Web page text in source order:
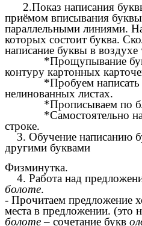
2.Показ написания
приёмом вписывания
параллельными линиями.
которых состоит буква.
написание буквы в воздухе
*Прощупывание
контуру картонных
*Пробуем написать
нелинованных листах.
*Прописываем по
*Самостоятельно на
строке.
3. Обучение написанию
другими буквами
Физминутка.
4. Работа над
болоте.
- Прочитаем предложение
места в предложении. (это
болоте– сочетание букв